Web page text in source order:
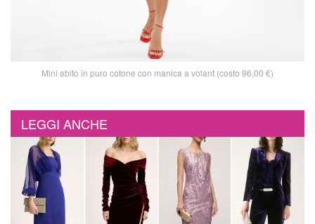
Mini abito in puro cotone con manica a volant (costo 96,00 €)
LEGGI ANCHE